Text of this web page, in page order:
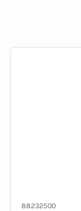
88232500